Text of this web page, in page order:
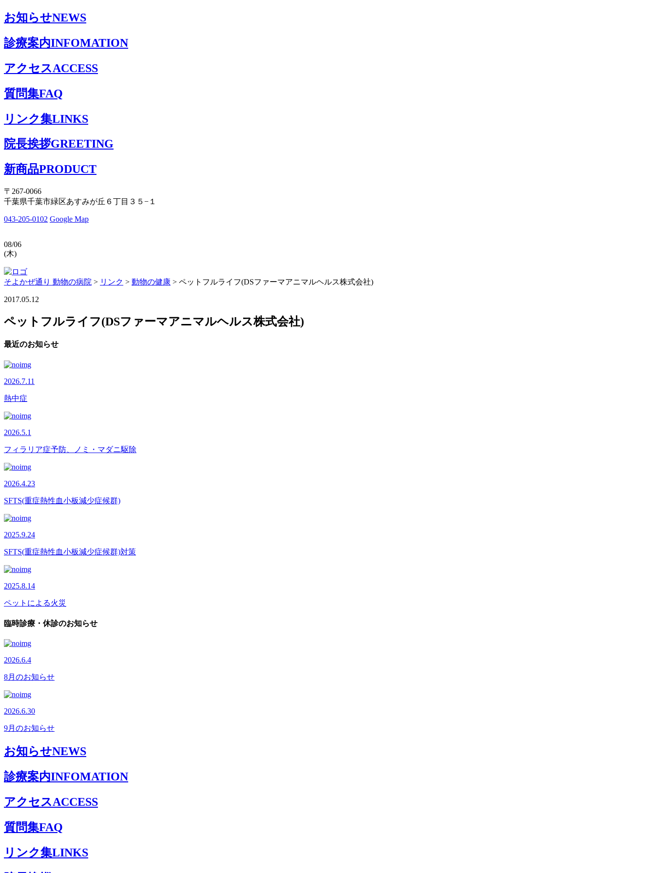
お知らせNEWS
診療案内INFOMATION
アクセスACCESS
質問集FAQ
リンク集LINKS
院長挨拶GREETING
新商品PRODUCT
〒267-0066
千葉県千葉市緑区あすみが丘６丁目３５−１
043-205-0102 Google Map
08/06
(木)
そよかぜ通り 動物の病院 > リンク > 動物の健康 > ペットフルライフ(DSファーマアニマルヘルス株式会社)
2017.05.12
ペットフルライフ(DSファーマアニマルヘルス株式会社)
最近のお知らせ
2026.7.11
熱中症
2026.5.1
フィラリア症予防、ノミ・マダニ駆除
2026.4.23
SFTS(重症熱性血小板減少症候群)
2025.9.24
SFTS(重症熱性血小板減少症候群)対策
2025.8.14
ペットによる火災
臨時診療・休診のお知らせ
2026.6.4
8月のお知らせ
2026.6.30
9月のお知らせ
お知らせNEWS
診療案内INFOMATION
アクセスACCESS
質問集FAQ
リンク集LINKS